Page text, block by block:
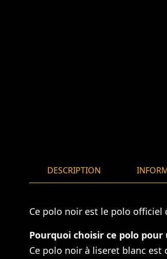
DESCRIPTION
Ce polo noir est le polo officiel
Pourquoi choisir ce polo pour
Ce polo noir à liseret blanc est